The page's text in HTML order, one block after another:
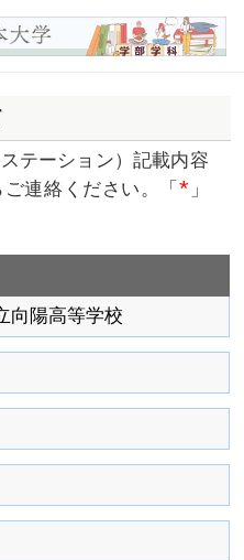
テーション）記載内容
連絡ください。「* 」